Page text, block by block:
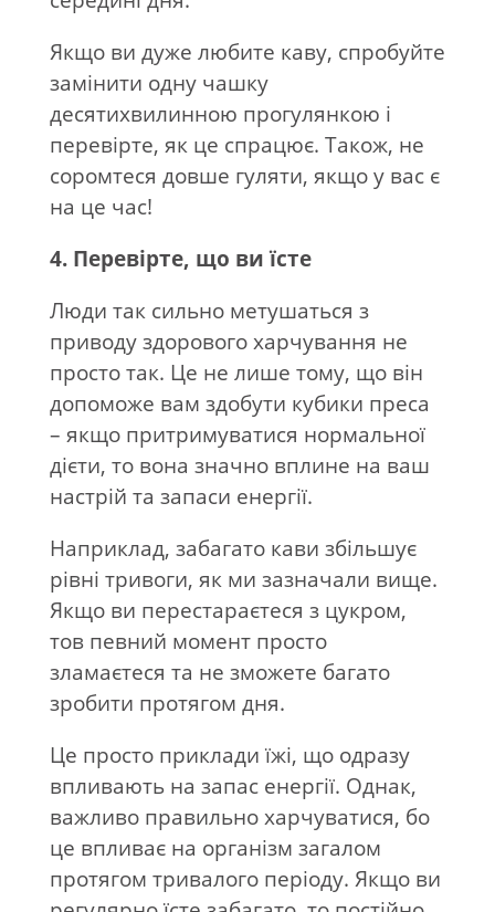
Якщо ви дуже любите каву, спробуйте
замінити одну чашку
десятихвилинною прогулянкою і
перевірте, як це спрацює. Також, не
соромтеся довше гуляти, якщо у вас є
на це час!
4. Перевірте, що ви їсте
Люди так сильно метушаться з
приводу здорового харчування не
просто так. Це не лише тому, що він
допоможе вам здобути кубики преса
– якщо притримуватися нормальної
дієти, то вона значно вплине на ваш
настрій та запаси енергії.
Наприклад, забагато кави збільшує
рівні тривоги, як ми зазначали вище.
Якщо ви перестараєтеся з цукром,
тов певний момент просто
зламаєтеся та не зможете багато
зробити протягом дня.
Це просто приклади їжі, що одразу
впливають на запас енергії. Однак,
важливо правильно харчуватися, бо
це впливає на організм загалом
протягом тривалого періоду. Якщо ви